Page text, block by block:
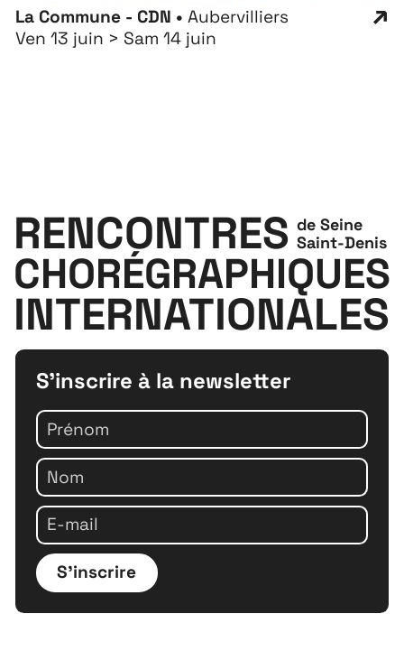
La Commune - CDN •Aubervilliers
Ven 13 juin > Sam 14 juin
RENCONTRES
CHORÉGRAPHIQUES
INTERNATIONALES
de Seine
Saint-Denis
S'inscrire à la newsletter
S'inscrire